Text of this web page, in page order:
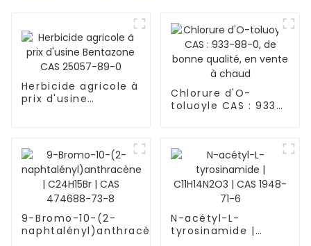
Herbicide agricole à
prix d'usine
Chlorure d'O-
toluoyle CAS : 933-
9-Bromo-10-(2-
naphtalényl)anthracène
N-acétyl-L-
tyrosinamide |